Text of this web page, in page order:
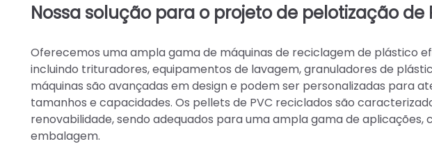
Nossa solução para o projeto de pelotização de
Oferecemos uma ampla gama de máquinas de reciclagem de plástico
incluindo trituradores, equipamentos de lavagem, granuladores de
máquinas são avançadas em design e podem ser personalizadas para
tamanhos e capacidades. Os pellets de PVC reciclados são
renovabilidade, sendo adequados para uma ampla gama de
embalagem.